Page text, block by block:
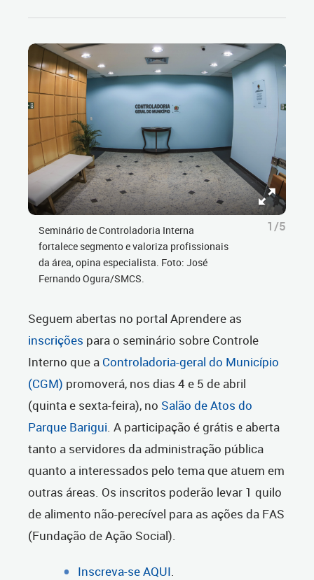
Seminário de Controladoria Interna
fortalece segmento e valoriza profissionais
da área, opina especialista. Foto: José
Fernando Ogura/SMCS.
1/5
Seguem abertas no portal Aprendere as
inscrições para o seminário sobre Controle
Interno que a Controladoria-geral do Município
(CGM) promoverá, nos dias 4 e 5 de abril
(quinta e sexta-feira), no Salão de Atos do
Parque Barigui. A participação é grátis e aberta
tanto a servidores da administração pública
quanto a interessados pelo tema que atuem em
outras áreas. Os inscritos poderão levar 1 quilo
de alimento não-perecível para as ações da FAS
(Fundação de Ação Social).
Inscreva-se AQUI.